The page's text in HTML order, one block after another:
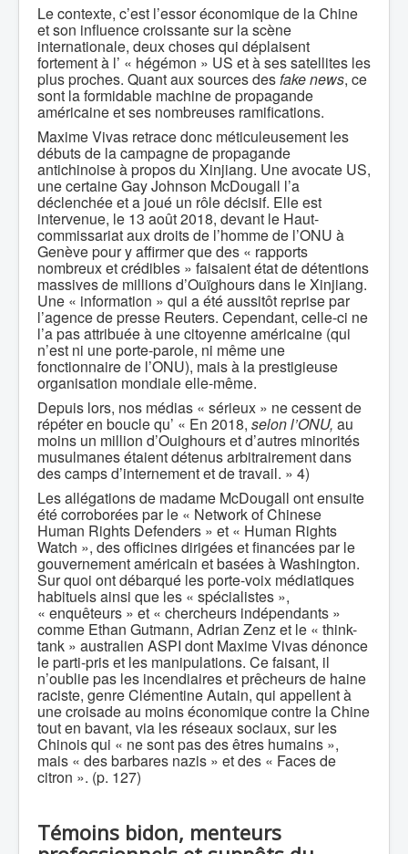
Le contexte, c’est l’essor économique de la Chine
et son influence croissante sur la scène
internationale, deux choses qui déplaisent
fortement à l’ « hégémon » US et à ses satellites les
plus proches. Quant aux sources desfake news, ce
sont la formidable machine de propagande
américaine et ses nombreuses ramifications.
Maxime Vivas retrace donc méticuleusement les
débuts de la campagne de propagande
antichinoise à propos du Xinjiang. Une avocate US,
une certaine Gay Johnson McDougall l’a
déclenchée et a joué un rôle décisif. Elle est
intervenue, le 13 août 2018, devant le Haut-
commissariat aux droits de l’homme de l’ONU à
Genève pour y affirmer que des « rapports
nombreux et crédibles » faisaient état de détentions
massives de millions d’Ouïghours dans le Xinjiang.
Une « information » qui a été aussitôt reprise par
l’agence de presse Reuters. Cependant, celle-ci ne
l’a pas attribuée à une citoyenne américaine (qui
n’est ni une porte-parole, ni même une
fonctionnaire de l’ONU), mais à la prestigieuse
organisation mondiale elle-même.
Depuis lors, nos médias « sérieux » ne cessent de
répéter en boucle qu’ « En 2018, selon l’ONU, au
moins un million d’Ouighours et d’autres minorités
musulmanes étaient détenus arbitrairement dans
des camps d’internement et de travail. » 4)
Les allégations de madame McDougall ont ensuite
été corroborées par le « Network of Chinese
Human Rights Defenders » et « Human Rights
Watch », des officines dirigées et financées par le
gouvernement américain et basées à Washington.
Sur quoi ont débarqué les porte-voix médiatiques
habituels ainsi que les « spécialistes »,
« enquêteurs » et « chercheurs indépendants »
comme Ethan Gutmann, Adrian Zenz et le « think-
tank » australien ASPI dont Maxime Vivas dénonce
le parti-pris et les manipulations. Ce faisant, il
n’oublie pas les incendiaires et prêcheurs de haine
raciste, genre Clémentine Autain, qui appellent à
une croisade au moins économique contre la Chine
tout en bavant, via les réseaux sociaux, sur les
Chinois qui « ne sont pas des êtres humains »,
mais « des barbares nazis » et des « Faces de
citron ». (p. 127)
Témoins bidon, menteurs